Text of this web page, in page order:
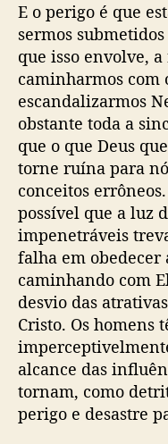
E o perigo é que
sermos
que isso envolve,
caminharmos com
escandalizarmos
obstante toda a
que o que Deus
torne ruína para
conceitos
possível que a luz
impenetráveis
falha em obedecer
caminhando com
desvio das
Cristo. Os homens
alcance das
tornam, como
perigo e desastre